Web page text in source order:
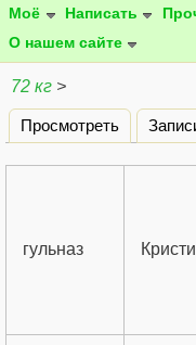
Моё Написать
О нашем сайте
72 кг >
Главные
Просмотреть
гульназ